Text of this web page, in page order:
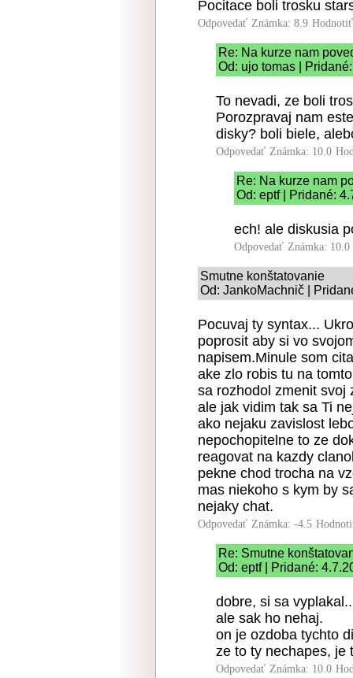
Pocitace boli trosku
Odpovedať Známka: 8.9
Re: Na kurze nam
Od: ujo tomas |
To nevadi, ze boli
Porozpravaj nam
disky? boli biele,
Odpovedať Známka: 10.0
Re: Na kurze nam
Od: eptf | Pridané:
ech! ale diskusia
Odpovedať Známka: 10.0
Smutne konštatovanie
Od: JankoMachnič |
Pocuvaj ty syntax...
poprosit aby si vo
napisem.Minule som
ake zlo robis tu na
sa rozhodol zmenit svoj
ale jak vidim tak sa Ti
ako nejaku zavislost
nepochopitelne to ze
reagovat na kazdy
pekne chod trocha na
mas niekoho s kym by
nejaky chat.
Odpovedať Známka: -4.5
Re: Smutne
Od: eptf | Pridané:
dobre, si sa
ale sak ho nehaj.
on je ozdoba tychto
ze to ty nechapes, je
Odpovedať Známka: 10.0